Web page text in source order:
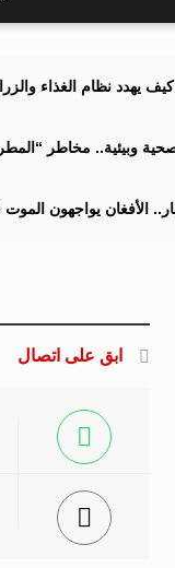
نظام الغذاء والزراعة
وبيئية.. مخاطر
الأفغان يواجهون
ابق على اتصال